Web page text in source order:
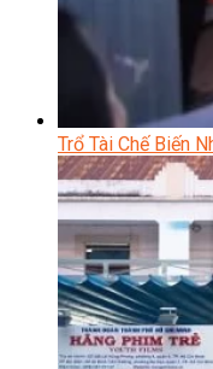
Trổ Tài Chế Biến